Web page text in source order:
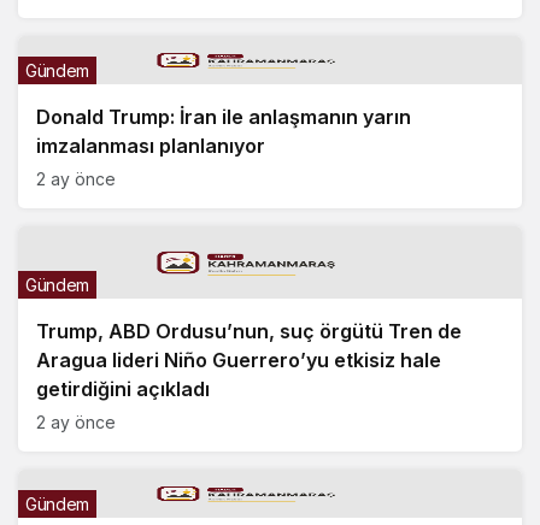
Donald Trump: İran ile anlaşmanın yarın
imzalanması planlanıyor
Gündem
2 ay önce
Trump, ABD Ordusu’nun, suç örgütü Tren de
Aragua lideri Niño Guerrero’yu etkisiz hale
getirdiğini açıkladı
Gündem
2 ay önce
Gündem